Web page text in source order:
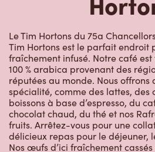
Le Tim Hortons du 75a
Tim Hortons est le parfait endroit
fraîchement infusé. Notre café
100 % arabica provenant des
réputées au monde. Nous offrons
spécialité, comme des lattes, des
boissons à base d’espresso, du
chocolat chaud, du thé et nos
fruits. Arrêtez-vous pour une
délicieux repas pour le déjeuner,
Nos œufs d’ici fraîchement